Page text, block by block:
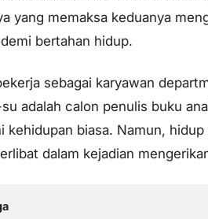
yang memaksa keduanya
bertahan hidup.
sebagai karyawan
adalah calon penulis buku
kehidupan biasa. Namun,
dalam kejadian